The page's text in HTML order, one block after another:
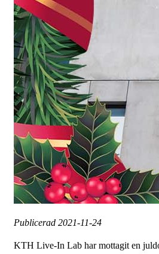
Publicerad 2021-11-24
KTH Live-In Lab har mottagit en